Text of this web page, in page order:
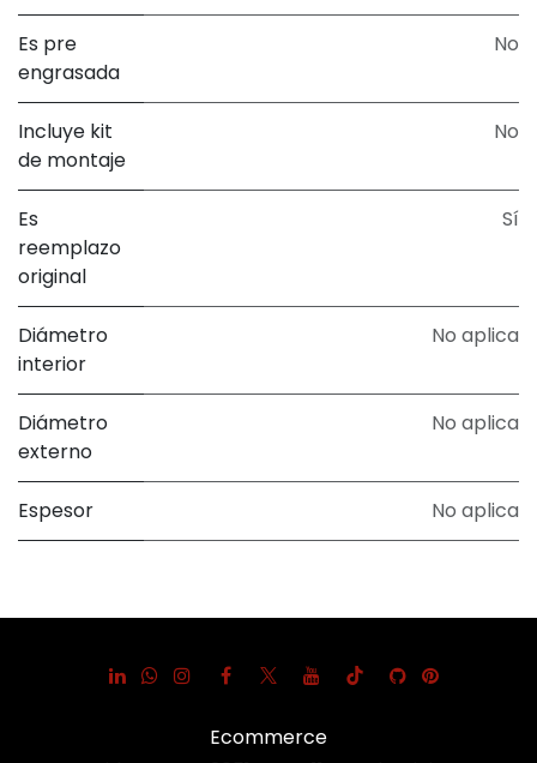
Es pre
engrasada
No
Incluye kit
de montaje
No
Es
reemplazo
original
Sí
Diámetro
interior
No aplica
Diámetro
externo
No aplica
Espesor No aplica
Ecommerce